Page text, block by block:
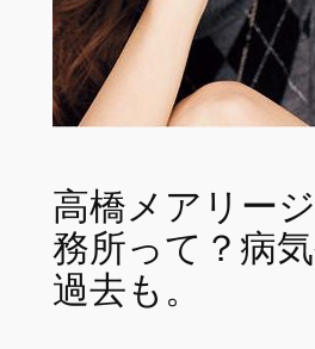
高橋メアリー
務所って？病
過去も。